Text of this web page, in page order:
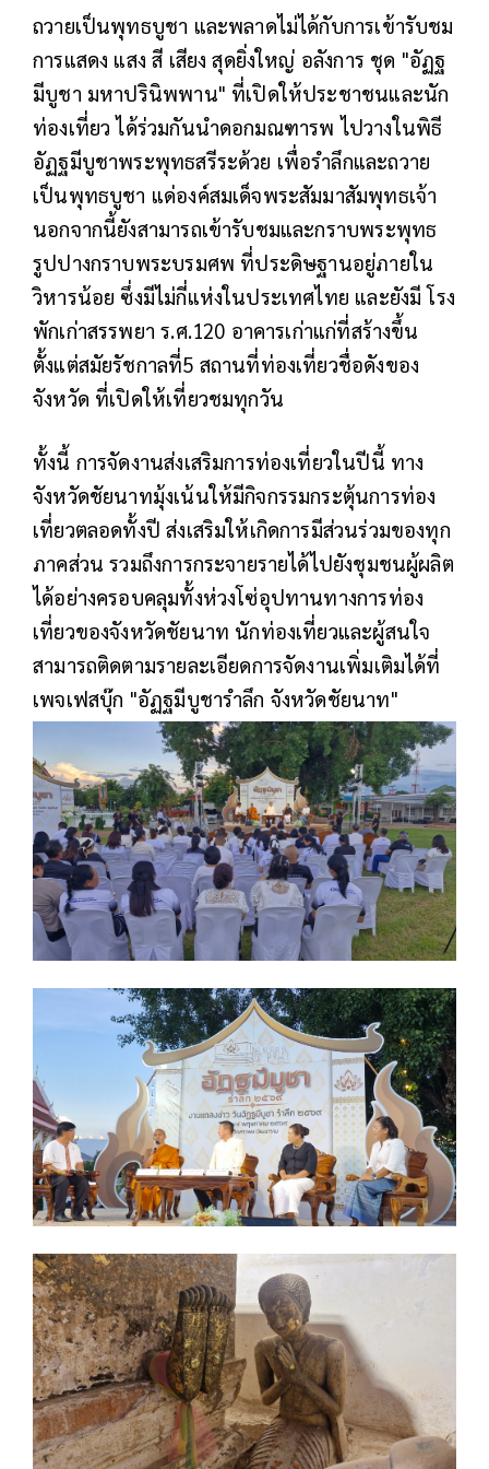
ถวายเป็นพุทธบูชา และพลาดไม่ได้กับการเข้ารับชม
การแสดง แสง สี เสียง สุดยิ่งใหญ่ อลังการ ชุด "อัฏฐ
มีบูชา มหาปรินิพพาน" ที่เปิดให้ประชาชนและนัก
ท่องเที่ยว ได้ร่วมกันนำดอกมณฑารพ ไปวางในพิธี
อัฏฐมีบูชาพระพุทธสรีระด้วย เพื่อรำลึกและถวาย
เป็นพุทธบูชา แด่องค์สมเด็จพระสัมมาสัมพุทธเจ้า
นอกจากนี้ยังสามารถเข้ารับชมและกราบพระพุทธ
รูปปางกราบพระบรมศพ ที่ประดิษฐานอยู่ภายใน
วิหารน้อย ซึ่งมีไม่กี่แห่งในประเทศไทย และยังมี โรง
พักเก่าสรรพยา ร.ศ.120 อาคารเก่าแก่ที่สร้างขึ้น
ตั้งแต่สมัยรัชกาลที่5 สถานที่ท่องเที่ยวชื่อดังของ
จังหวัด ที่เปิดให้เที่ยวชมทุกวัน
ทั้งนี้ การจัดงานส่งเสริมการท่องเที่ยวในปีนี้ ทาง
จังหวัดชัยนาทมุ้งเน้นให้มีกิจกรรมกระตุ้นการท่อง
เที่ยวตลอดทั้งปี ส่งเสริมให้เกิดการมีส่วนร่วมของทุก
ภาคส่วน รวมถึงการกระจายรายได้ไปยังชุมชนผู้ผลิต
ได้อย่างครอบคลุมทั้งห่วงโซ่อุปทานทางการท่อง
เที่ยวของจังหวัดชัยนาท นักท่องเที่ยวและผู้สนใจ
สามารถติดตามรายละเอียดการจัดงานเพิ่มเติมได้ที่
เพจเฟสบุ๊ก "อัฏฐมีบูชารำลึก จังหวัดชัยนาท"